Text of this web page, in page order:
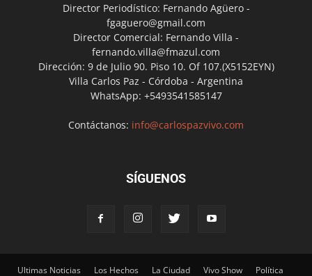
Director Periodístico: Fernando Agüero -
fgaguero@gmail.com
Director Comercial: Fernando Villa -
fernando.villa@fmazul.com
Dirección: 9 de Julio 90. Piso 10. Of 107.(X5152EYN)
Villa Carlos Paz - Córdoba - Argentina
WhatsApp: +5493541585147
Contáctanos: info@carlospazvivo.com
SÍGUENOS
Ultimas Noticias Los Hechos La Ciudad Vivo Show Política